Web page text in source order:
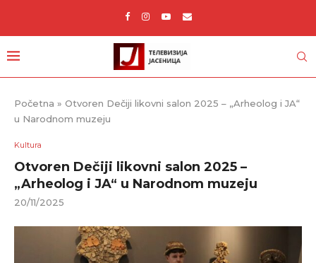
Početna » Otvoren Dečiji likovni salon 2025 – „Arheolog i JA“
u Narodnom muzeju
Kultura
Otvoren Dečiji likovni salon 2025 –
„Arheolog i JA“ u Narodnom muzeju
20/11/2025